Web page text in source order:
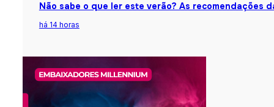
Não sabe o que ler este verão? As recomendações
há 14 horas